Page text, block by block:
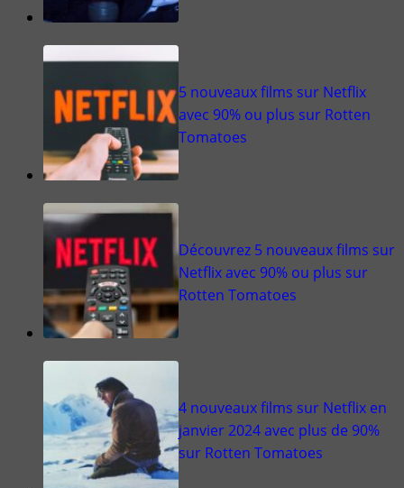
5 nouveaux films sur Netflix
avec 90% ou plus sur Rotten
Tomatoes
Découvrez 5 nouveaux films sur
Netflix avec 90% ou plus sur
Rotten Tomatoes
4 nouveaux films sur Netflix en
janvier 2024 avec plus de 90%
sur Rotten Tomatoes